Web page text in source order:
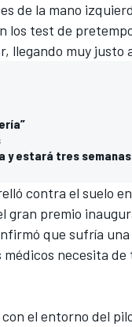
de la mano
los test de
, llegando muy justo
y estará tres
contra el suelo
gran premio
que sufría
necesita
el entorno del